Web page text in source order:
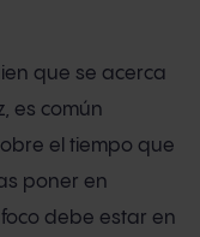
que se acerca
es común
el tiempo que
poner en
debe estar en